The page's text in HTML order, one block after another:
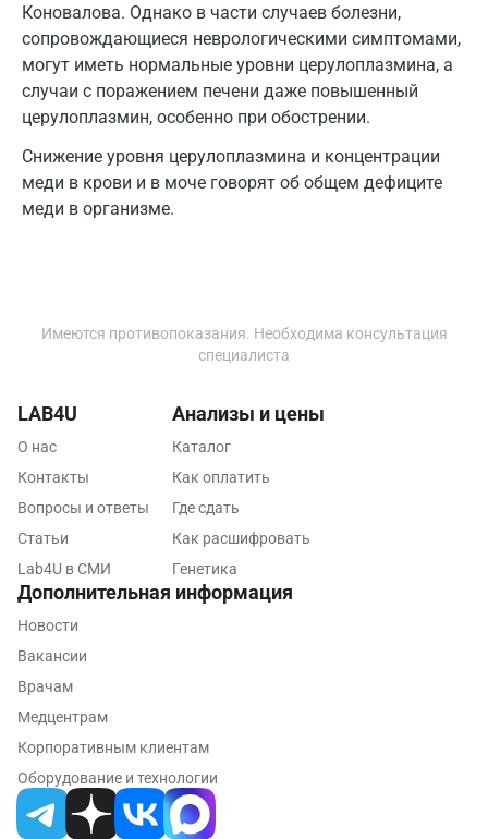
Коновалова. Однако в части случаев болезни,
сопровождающиеся неврологическими симптомами,
могут иметь нормальные уровни церулоплазмина, а
случаи с поражением печени даже повышенный
церулоплазмин, особенно при обострении.
Снижение уровня церулоплазмина и концентрации
меди в крови и в моче говорят об общем дефиците
меди в организме.
Котельники
Красногорск
Краснодар
Курск
Мурманск
Набережные Челны
Нижневартовск
Новороссийск
Новосибирск
Имеются противопоказания. Необходима консультация
специалиста
LAB4U
О нас
Контакты
Вопросы и ответы
Статьи
Lab4U в СМИ
Анализы и цены
Каталог
Как оплатить
Где сдать
Как расшифровать
Генетика
Дополнительная информация
Новости
Вакансии
Врачам
Медцентрам
Корпоративным клиентам
Оборудование и технологии